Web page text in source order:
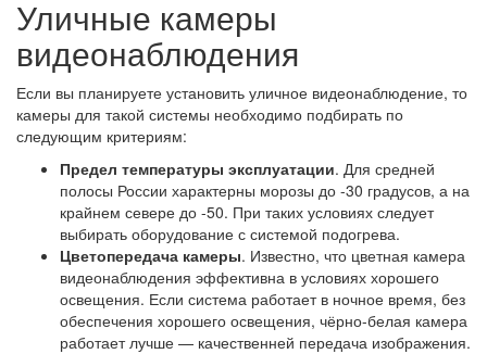
Уличные камеры
видеонаблюдения
Если вы планируете установить уличное видеонаблюдение, то
камеры для такой системы необходимо подбирать по
следующим критериям:
Предел температуры эксплуатации. Для средней
полосы России характерны морозы до -30 градусов, а на
крайнем севере до -50. При таких условиях следует
выбирать оборудование с системой подогрева.
Цветопередача камеры. Известно, что цветная камера
видеонаблюдения эффективна в условиях хорошего
освещения. Если система работает в ночное время, без
обеспечения хорошего освещения, чёрно-белая камера
работает лучше — качественней передача изображения.